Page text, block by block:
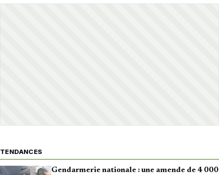
TENDANCES
Gendarmerie nationale : une amende de 4 000